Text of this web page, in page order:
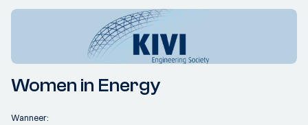
Women in Energy
Wanneer: